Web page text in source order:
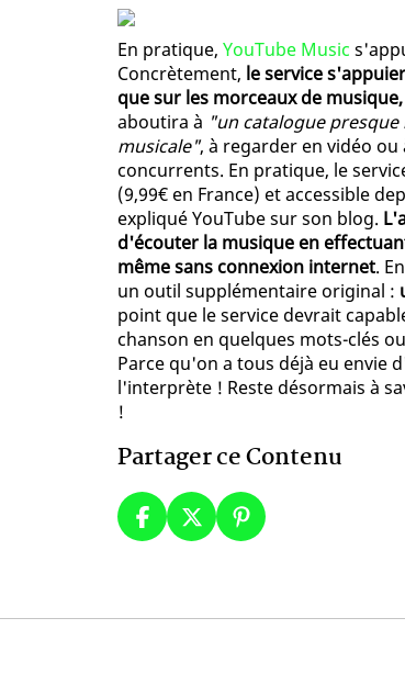
En pratique, YouTube Music
Concrètement, le service
que sur les morceaux de
aboutira à "un catalogue
musicale", à regarder en vidéo
concurrents. En pratique, le
(9,99€ en France) et accessible
expliqué YouTube sur son blog.
d'écouter la musique en
même sans connexion internet.
un outil supplémentaire original :
point que le service devrait
chanson en quelques mots-clés
Parce qu'on a tous déjà eu envie
l'interprète ! Reste désormais à
!
Partager ce Contenu